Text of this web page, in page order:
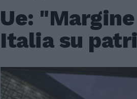
Ue:
Italia su